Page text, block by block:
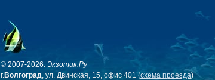
© 2007-2026. Экзотик.Ру
г.Волгоград, ул. Двинская, 15, офис 401 (схема проезда)